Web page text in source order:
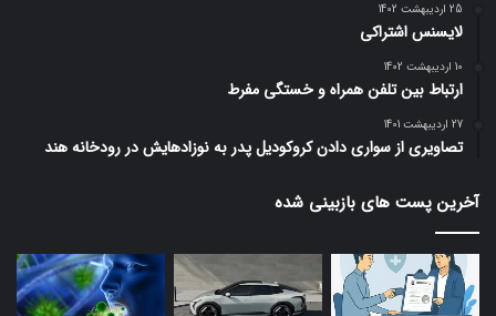
25 اردیبهشت 1402
لایسنس اشتراکی
10 اردیبهشت 1402
ارتباط بین تلفن همراه و خستگی مفرط
27 اردیبهشت 1401
تصاویری از سواری دادن کروکودیل پدر به نوزادهایش در رودخانه هند
آخرین پست های بازبینی شده